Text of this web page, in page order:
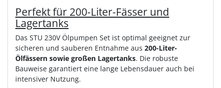
Perfekt für 200-Liter-Fässer und
Lagertanks
Das STU 230V Ölpumpen Set ist optimal geeignet zur
sicheren und sauberen Entnahme aus 200-Liter-
Ölfässern sowie großen Lagertanks. Die robuste
Bauweise garantiert eine lange Lebensdauer auch bei
intensiver Nutzung.